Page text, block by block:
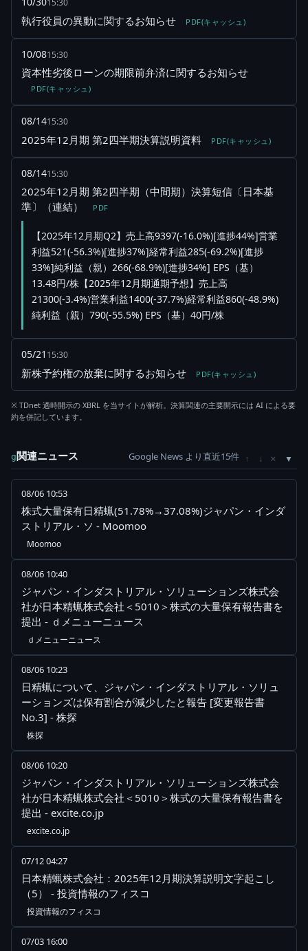
15:30
執行役員の異動に関するお知らせ PDF(キャッシュ)
10/0815:30
資本性劣後ローンの期限前弁済に関するお知らせ
PDF(キャッシュ)
08/1415:30
2025年12月期 第2四半期決算説明資料 PDF(キャッシュ)
08/1415:30
2025年12月期 第2四半期（中間期）決算短信〔日本基
準〕（連結）
PDF
【2025年12月期Q2】売上高9397(-16.0%)[進捗44%]営業
利益521(-56.3%)[進捗37%]経常利益285(-69.2%)[進捗
33%]純利益（親）266(-68.9%)[進捗34%] EPS（基）
13.48円/株【2025年12月期通期予想】売上高
21300(-3.4%)営業利益1400(-37.7%)経常利益860(-48.9%)
純利益（親）790(-55.5%) EPS（基）40円/株
05/21 15:30
新株予約権の放棄に関するお知らせ PDF(キャッシュ)
※ TDnet 適時開示の XBRL を当サイトが解析。決算関連の主要開示には AI による要
約を併記しています。
g関連ニュース Google News より直近15件 ↑ ↓ ×
08/06 10:53
株式大量保有日精蝋(51.78%→37.08%)ジャパン・インダ
ストリアル・ソ - Moomoo
Moomoo
08/06 10:40
ジャパン・インダストリアル・ソリューションズ株式会
社が日本精蝋株式会社＜5010＞株式の大量保有報告書を
提出 - ｄメニューニュース
ｄメニューニュース
08/06 10:23
日精蝋について、ジャパン・インダストリアル・ソリュ
ーションズは保有割合が減少したと報告 [変更報告書
No.3] - 株探
株探
08/06 10:20
ジャパン・インダストリアル・ソリューションズ株式会
社が日本精蝋株式会社＜5010＞株式の大量保有報告書を
提出 - excite.co.jp
excite.co.jp
07/12 04:27
日本精蝋株式会社：2025年12月期決算説明文字起こし
（5） - 投資情報のフィスコ
投資情報のフィスコ
07/03 16:00